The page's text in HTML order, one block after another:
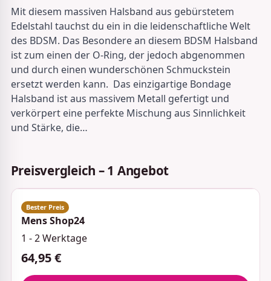
Mit diesem massiven Halsband aus gebürstetem
Edelstahl tauchst du ein in die leidenschaftliche Welt
des BDSM. Das Besondere an diesem BDSM Halsband
ist zum einen der O-Ring, der jedoch abgenommen
und durch einen wunderschönen Schmuckstein
ersetzt werden kann. Das einzigartige Bondage
Halsband ist aus massivem Metall gefertigt und
verkörpert eine perfekte Mischung aus Sinnlichkeit
und Stärke, die…
Preisvergleich – 1 Angebot
Mens Shop24
1 - 2 Werktage
64,95 €